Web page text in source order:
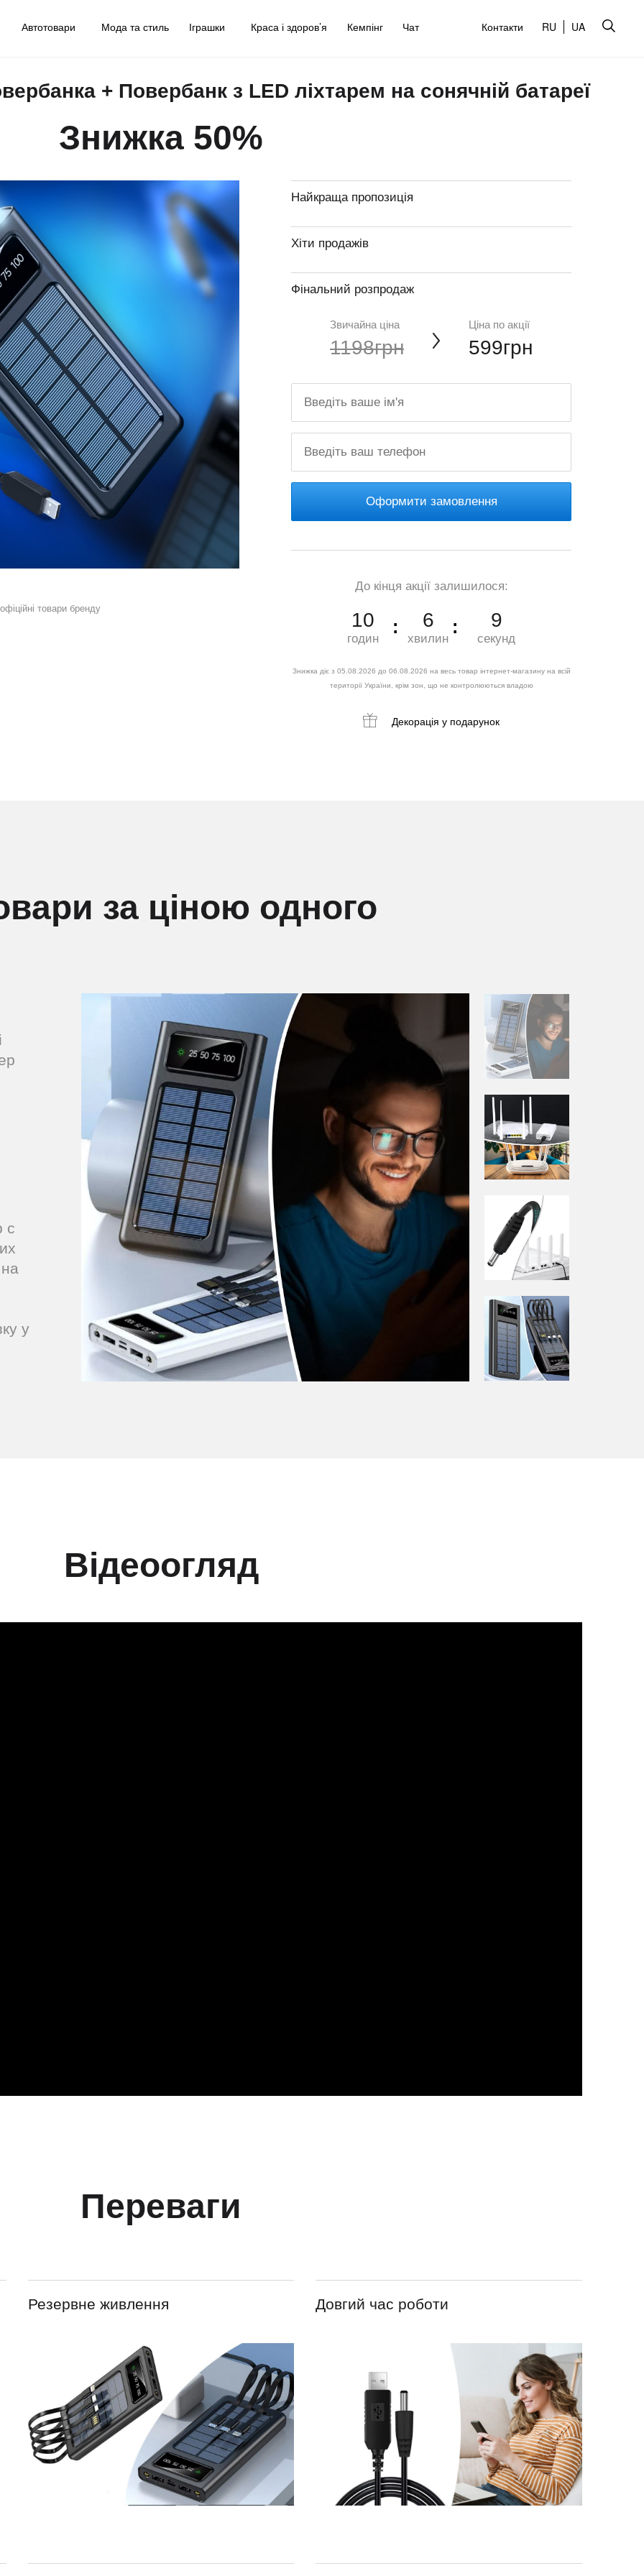
Автотовари Мода та стиль Іграшки Краса і здоров’я Кемпінг Чат Контакти RU UA
+ Повербанк з LED ліхтарем на сонячній батареї
Знижка 50%
товари бренду
Найкраща пропозиція
Хіти продажів
Фінальний розпродаж
Звичайна ціна
1198грн
Ціна по акції
599грн
Оформити замовлення
До кінця акції залишилося:
10
годин
6
хвилин
7
секунд
Знижка діє з 05.08.2026 до 06.08.2026 на весь товар інтернет-магазину на всій
території України, крім зон, що не контролюються владою
Декорація у подарунок
за ціною одного
c
у
Відеоогляд
Переваги
Резервне живлення Довгий час роботи